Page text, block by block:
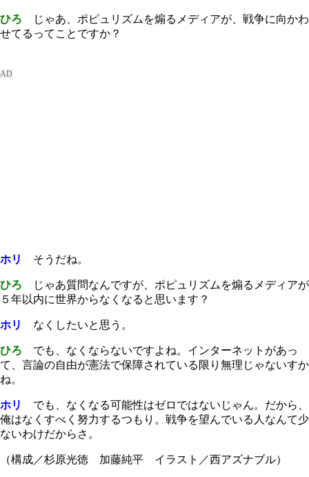
ひろ じゃあ、ポピュリズムを煽るメディアが、戦争に向かわ
せてるってことですか？
ホリ そうだね。
ひろ じゃあ質問なんですが、ポピュリズムを煽るメディアが
５年以内に世界からなくなると思います？
ホリ なくしたいと思う。
ひろ でも、なくならないですよね。インターネットがあっ
て、言論の自由が憲法で保障されている限り無理じゃないすか
ね。
ホリ
でも、なくなる可能性はゼロではないじゃん。だから、
俺はなくすべく努力するつもり。戦争を望んでいる人なんて少
ないわけだからさ。
（構成／杉原光徳 加藤純平 イラスト／西アズナブル）